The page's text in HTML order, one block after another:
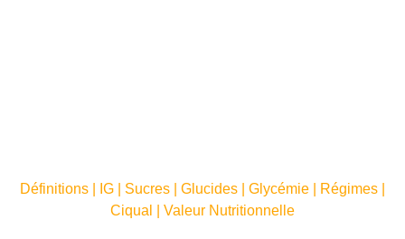
Définitions | IG | Sucres | Glucides | Glycémie | Régimes |
Ciqual | Valeur Nutritionnelle